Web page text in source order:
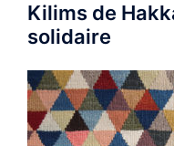
Kilims de
solidaire